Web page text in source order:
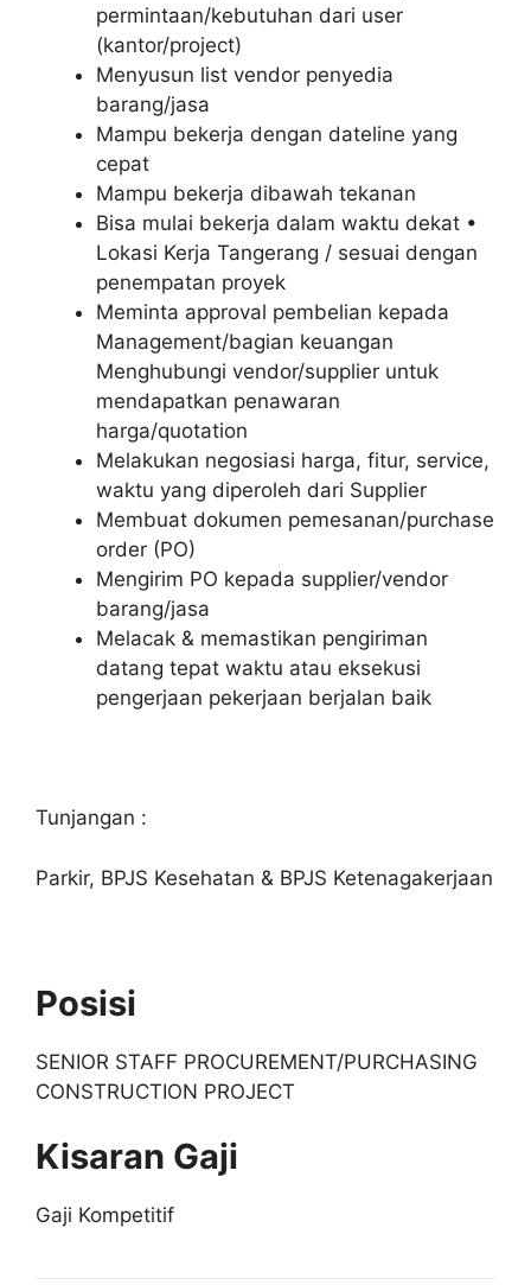
permintaan/kebutuhan dari user
(kantor/project)
Menyusun list vendor penyedia
barang/jasa
Mampu bekerja dengan dateline yang
cepat
Mampu bekerja dibawah tekanan
Bisa mulai bekerja dalam waktu dekat •
Lokasi Kerja Tangerang / sesuai dengan
penempatan proyek
Meminta approval pembelian kepada
Management/bagian keuangan
Menghubungi vendor/supplier untuk
mendapatkan penawaran
harga/quotation
Melakukan negosiasi harga, fitur, service,
waktu yang diperoleh dari Supplier
Membuat dokumen pemesanan/purchase
order (PO)
Mengirim PO kepada supplier/vendor
barang/jasa
Melacak & memastikan pengiriman
datang tepat waktu atau eksekusi
pengerjaan pekerjaan berjalan baik
Tunjangan :
Parkir, BPJS Kesehatan & BPJS Ketenagakerjaan
Posisi
SENIOR STAFF PROCUREMENT/PURCHASING
CONSTRUCTION PROJECT
Kisaran Gaji
Gaji Kompetitif